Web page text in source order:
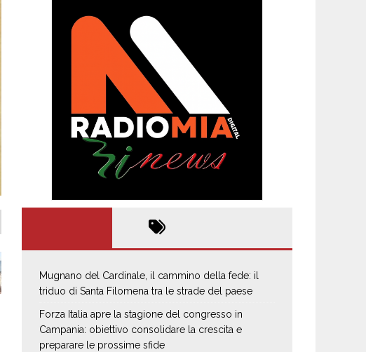
Mugnano del Cardinale, il cammino della fede: il
triduo di Santa Filomena tra le strade del paese
Forza Italia apre la stagione del congresso in
Campania: obiettivo consolidare la crescita e
preparare le prossime sfide